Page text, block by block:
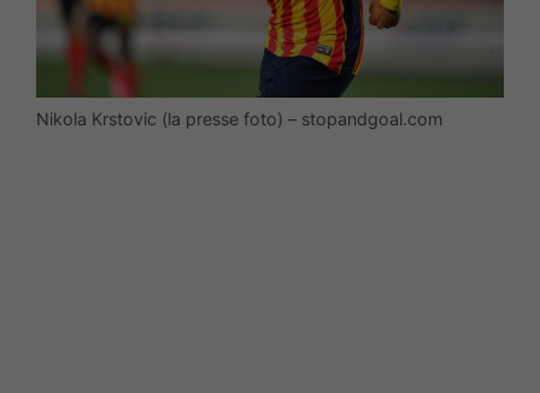
Nikola Krstovic (la presse foto) – stopandgoal.com